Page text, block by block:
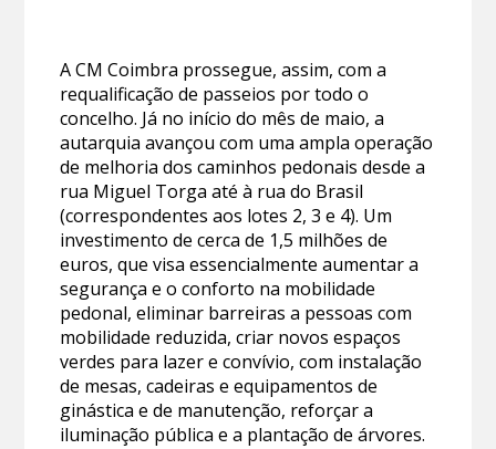
A CM Coimbra prossegue, assim, com a
requalificação de passeios por todo o
concelho. Já no início do mês de maio, a
autarquia avançou com uma ampla operação
de melhoria dos caminhos pedonais desde a
rua Miguel Torga até à rua do Brasil
(correspondentes aos lotes 2, 3 e 4). Um
investimento de cerca de 1,5 milhões de
euros, que visa essencialmente aumentar a
segurança e o conforto na mobilidade
pedonal, eliminar barreiras a pessoas com
mobilidade reduzida, criar novos espaços
verdes para lazer e convívio, com instalação
de mesas, cadeiras e equipamentos de
ginástica e de manutenção, reforçar a
iluminação pública e a plantação de árvores.